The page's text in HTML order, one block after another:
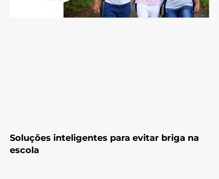
Soluções inteligentes para evitar briga na
escola